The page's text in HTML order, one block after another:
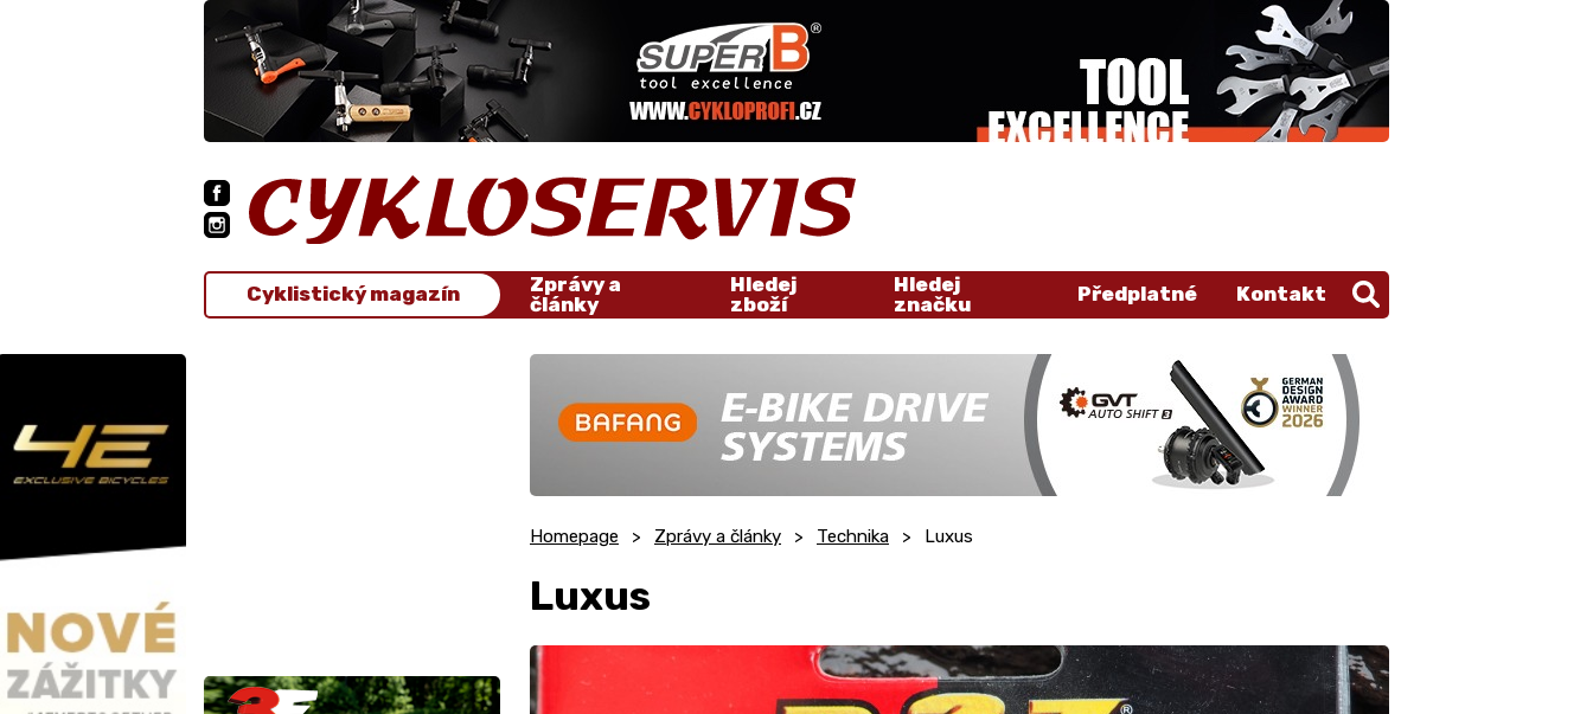
Cyklistický magazín
Zprávy a
články
Hledej
zboží
Hledej
značku
Předplatné Kontakt
Homepage Zprávy a články Technika Luxus
Luxus